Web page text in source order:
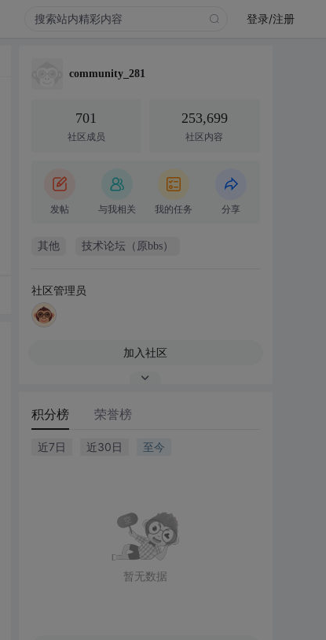
登录/注册
community_281
701
社区成员
253,699
社区内容
发帖 与我相关 我的任务 分享
其他 技术论坛（原bbs）
社区管理员
加入社区
积分榜 荣誉榜
近7日 近30日 至今
暂无数据